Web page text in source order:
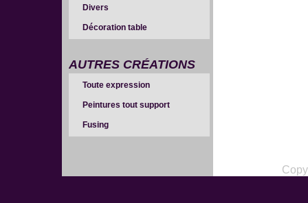
Divers
Décoration table
AUTRES CRÉATIONS
Toute expression
Peintures tout support
Fusing